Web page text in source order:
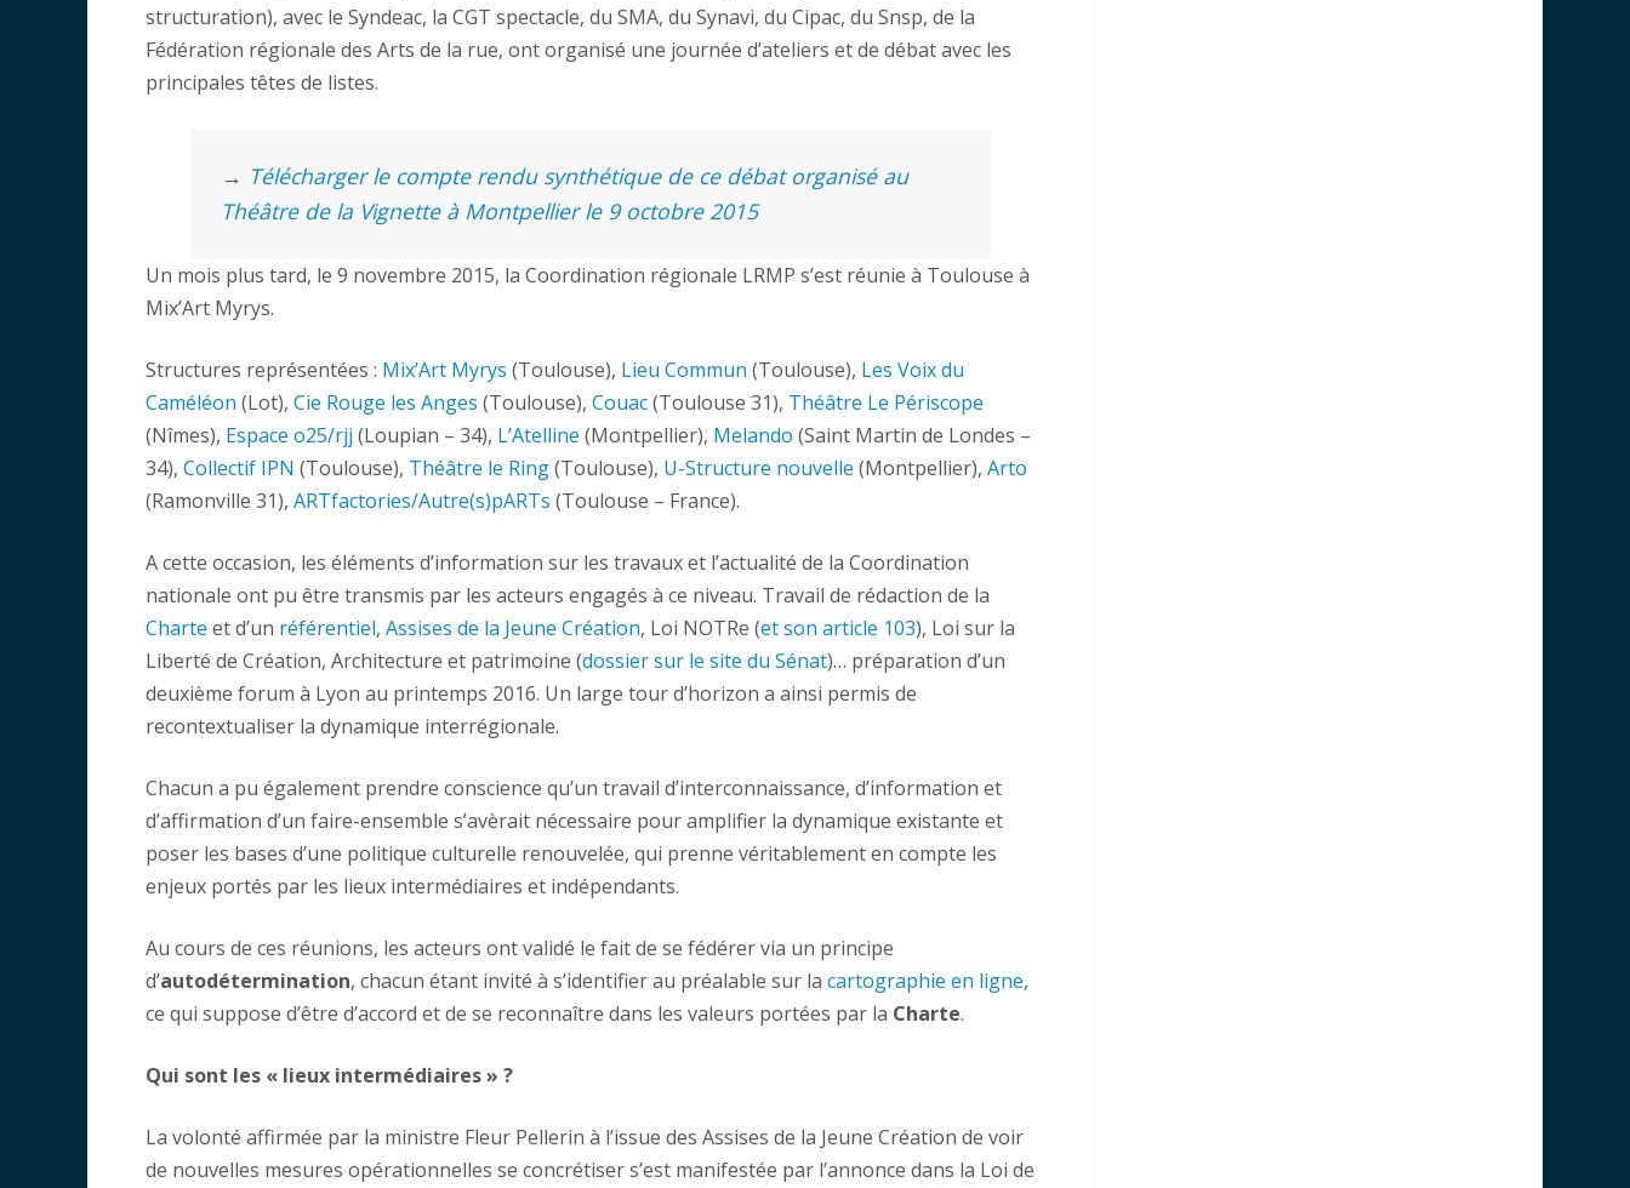
structuration), avec le Syndeac, la CGT spectacle, du SMA, du Synavi, du Cipac, du Snsp, de la
Fédération régionale des Arts de la rue, ont organisé une journée d’ateliers et de débat avec les
principales têtes de listes.
→ Télécharger le compte rendu synthétique de ce débat organisé au
Théâtre de la Vignette à Montpellier le 9 octobre 2015
Un mois plus tard, le 9 novembre 2015, la Coordination régionale LRMP s’est réunie à Toulouse à
Mix’Art Myrys.
Structures représentées : Mix’Art Myrys (Toulouse), Lieu Commun (Toulouse), Les Voix du
Caméléon (Lot), Cie Rouge les Anges (Toulouse), Couac(Toulouse 31), Théâtre Le Périscope
(Nîmes), Espace o25/rjj (Loupian – 34), L’Atelline (Montpellier), Melando (Saint Martin de Londes –
34), Collectif IPN (Toulouse), Théâtre le Ring(Toulouse), U-Structure nouvelle (Montpellier), Arto
(Ramonville 31), ARTfactories/Autre(s)pARTs (Toulouse – France).
A cette occasion, les éléments d’information sur les travaux et l’actualité de la Coordination
nationale ont pu être transmis par les acteurs engagés à ce niveau. Travail de rédaction de la
Charte et d’un référentiel, Assises de la Jeune Création, Loi NOTRe (et son article 103), Loi sur la
Liberté de Création, Architecture et patrimoine (dossier sur le site du Sénat)… préparation d’un
deuxième forum à Lyon au printemps 2016. Un large tour d’horizon a ainsi permis de
recontextualiser la dynamique interrégionale.
Chacun a pu également prendre conscience qu’un travail d’interconnaissance, d’information et
d’affirmation d’un faire-ensemble s’avèrait nécessaire pour amplifier la dynamique existante et
poser les bases d’une politique culturelle renouvelée, qui prenne véritablement en compte les
enjeux portés par les lieux intermédiaires et indépendants.
Au cours de ces réunions, les acteurs ont validé le fait de se fédérer via un principe
d’autodétermination, chacun étant invité à s’identifier au préalable sur la cartographie en ligne,
ce qui suppose d’être d’accord et de se reconnaître dans les valeurs portées par la Charte.
Qui sont les « lieux intermédiaires » ?
La volonté affirmée par la ministre Fleur Pellerin à l’issue des Assises de la Jeune Création de voir
de nouvelles mesures opérationnelles se concrétiser s’est manifestée par l’annonce dans la Loi de